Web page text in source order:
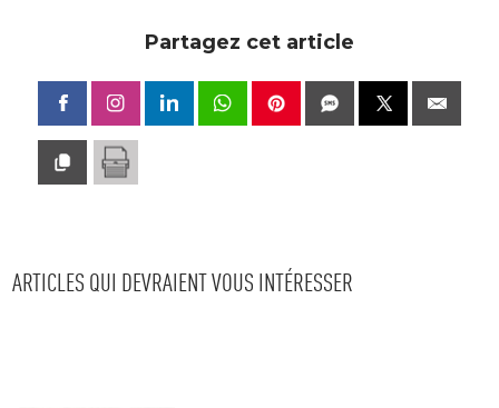
Partagez cet article
ARTICLES QUI DEVRAIENT VOUS INTÉRESSER